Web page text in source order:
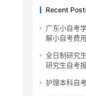
Recent
广东小自考
解小自考费
全日制研究
研究生自考
护理本科自